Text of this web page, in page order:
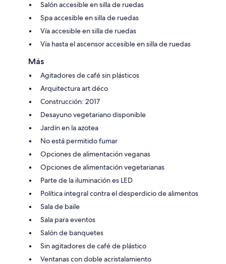
Salón accesible en silla de ruedas
Spa accesible en silla de ruedas
Vía accesible en silla de ruedas
Vía hasta el ascensor accesible en silla de ruedas
Más
Agitadores de café sin plásticos
Arquitectura art déco
Construcción: 2017
Desayuno vegetariano disponible
Jardín en la azotea
No está permitido fumar
Opciones de alimentación veganas
Opciones de alimentación vegetarianas
Parte de la iluminación es LED
Política integral contra el desperdicio de alimentos
Sala de baile
Sala para eventos
Salón de banquetes
Sin agitadores de café de plástico
Ventanas con doble acristalamiento